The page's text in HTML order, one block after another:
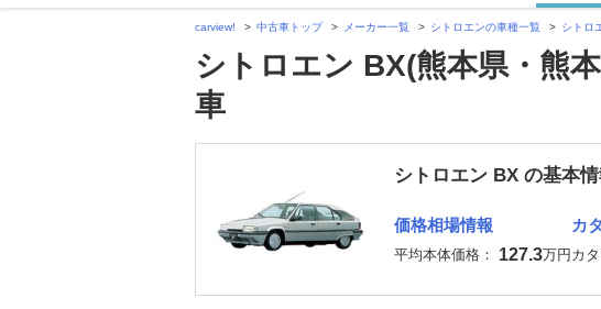
carview! 中古車トップ メーカー一覧 シトロエンの車種一覧 シトロ
シトロエン BX(熊本県・熊
車
シトロエン BX の基本
価格相場情報
平均本体価格： 127.3万円
カ
カ